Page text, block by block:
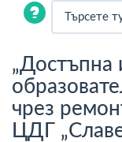
„Достъпна
чрез
ЦДГ